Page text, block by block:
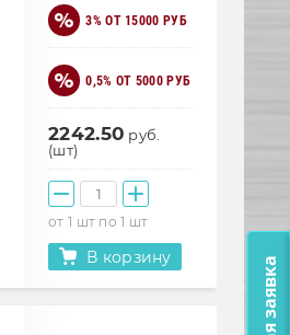
3% ОТ 15000 РУБ
0,5% ОТ 5000 РУБ
2242.50 руб.
(шт)
от 1 шт по 1 шт
В корзину